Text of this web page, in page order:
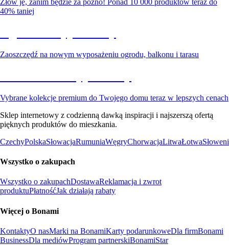
Złów je, zanim będzie za późno! Ponad 10 000 produktów teraz do
40% taniej
Zaoszczędź na nowym wyposażeniu ogrodu, balkonu i tarasu
Vybrane kolekcje premium do Twojego domu teraz w lepszych cenach
Sklep internetowy z codzienną dawką inspiracji i najszerszą ofertą
pięknych produktów do mieszkania.
CzechyPolskaSłowacjaRumuniaWęgryChorwacjaLitwaŁotwa
Wszystko o zakupach
Wszystko o zakupachDostawaReklamacja i zwrot
produktuPłatnośćJak działają rabaty
Więcej o Bonami
KontaktyO nasMarki na BonamiKarty podarunkoweDla firmBonami
BusinessDla mediówProgram partnerskiBonamiStar